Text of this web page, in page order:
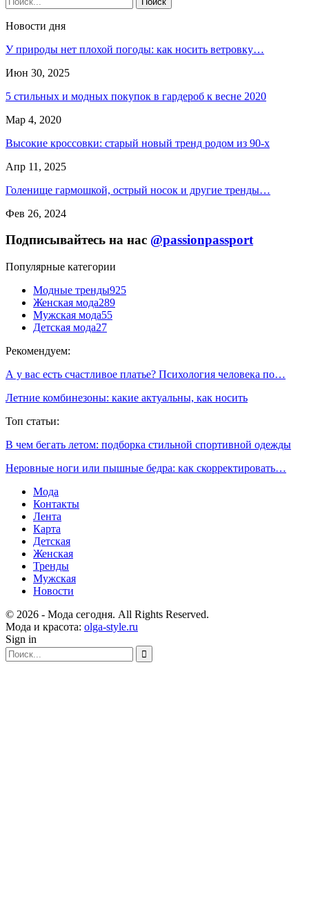
Новости дня
У природы нет плохой погоды: как носить ветровку…
Июн 30, 2025
5 стильных и модных покупок в гардероб к весне 2020
Мар 4, 2020
Высокие кроссовки: старый новый тренд родом из 90-х
Апр 11, 2025
Голенище гармошкой, острый носок и другие тренды…
Фев 26, 2024
Подписывайтесь на нас @passionpassport
Популярные категории
Модные тренды925
Женская мода289
Мужская мода55
Детская мода27
Рекомендуем:
А у вас есть счастливое платье? Психология человека по…
Летние комбинезоны: какие актуальны, как носить
Топ статьи:
В чем бегать летом: подборка стильной спортивной одежды
Неровные ноги или пышные бедра: как скорректировать…
Мода
Контакты
Лента
Карта
Детская
Женская
Тренды
Мужская
Новости
© 2026 - Мода сегодня. All Rights Reserved.
Мода и красота: olga-style.ru
Sign in